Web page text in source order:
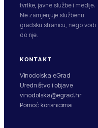
tvrtke, javne službe i medije.
Ne zamjenjuje službenu
gradsku stranicu, nego vodi
do nje.
KONTAKT
Vinodolska eGrad
Uredništvo i objave
vinodolska@egrad.hr
Pomoć korisnicima